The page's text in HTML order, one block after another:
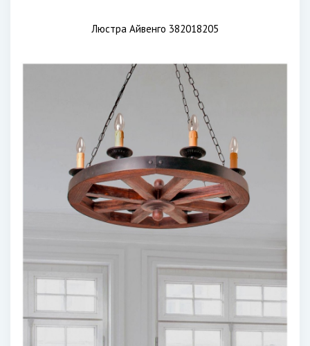
Люстра Айвенго 382018205